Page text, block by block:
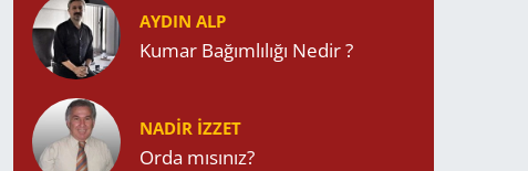
AYDIN ALP
Kumar Bağımlılığı Nedir ?
NADIR İZZET
Orda mısınız?